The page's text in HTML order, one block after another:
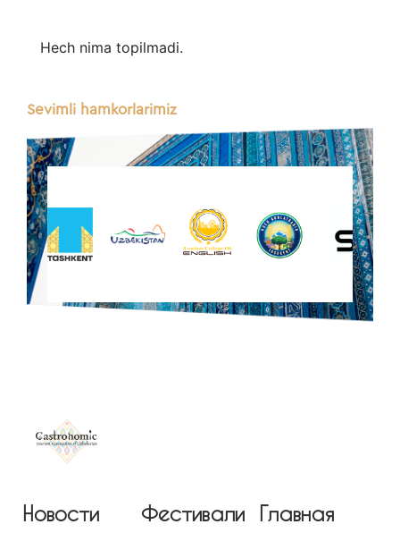
Hech nima topilmadi.
Sevimli hamkorlarimiz
Новости Фестивали Главная